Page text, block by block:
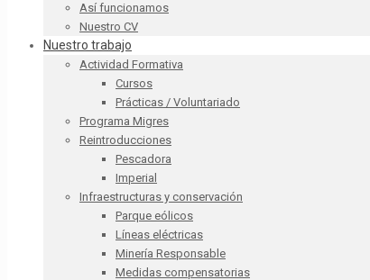
Así funcionamos
Nuestro CV
Nuestro trabajo
Actividad Formativa
Cursos
Prácticas / Voluntariado
Programa Migres
Reintroducciones
Pescadora
Imperial
Infraestructuras y conservación
Parque eólicos
Líneas eléctricas
Minería Responsable
Medidas compensatorias